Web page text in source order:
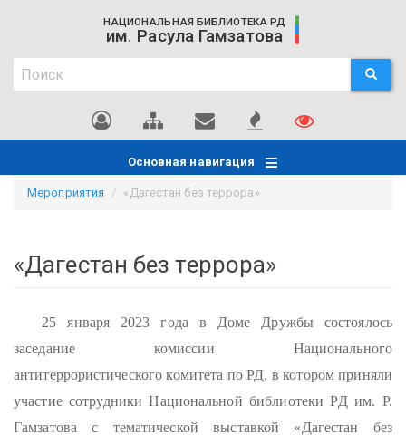
содержанию
НАЦИОНАЛЬНАЯ БИБЛИОТЕКА РД
им. Расула Гамзатова
Поиск
Поиск ПОИСК
Основная навигация
Мероприятия «Дагестан без террора»
«Дагестан без террора»
25 января 2023 года в Доме Дружбы состоялось
заседание комиссии Национального
антитеррористического комитета по РД, в котором приняли
участие сотрудники Национальной библиотеки РД им. Р.
Гамзатова с тематической выставкой «Дагестан без